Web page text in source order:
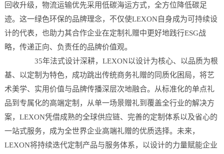
回收升级，物流运输优先采用低碳海运方式，全方位降低碳足
迹。这一绿色环保的品牌理念，不仅使LEXON自身成为可持续设
计的代表，也助力其合作企业在定制礼赠中更好地践行ESG战
略，传递正向、负责任的品牌价值观。
35年法式设计深耕，LEXON以设计为核心、以品质为根
基、以定制为特色，成功跳出传统商务礼赠的同质化困局，将艺
术美学、实用价值与品牌传播深层次地融合。从标准化的单点礼
品到专属化的高端定制，从单一场景赠礼到覆盖全行业的解决方
案，LEXON凭借成熟的全球供应链、完善的定制体系以及省心的
一站式服务，成为全世界企业高端礼赠的优质选择。未来，
LEXON将持续迭代定制产品与服务体系，以设计的力量赋能企业